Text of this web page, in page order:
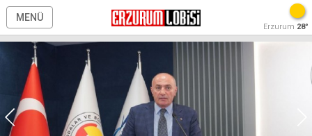
MENÜ
Erzurum 28°